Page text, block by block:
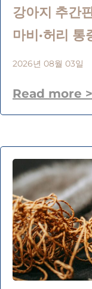
강아지 추간
마비·허리
2026년 08월 03일
Read more >